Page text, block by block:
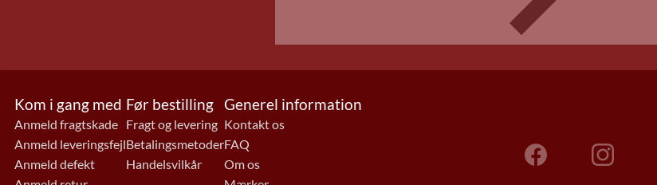
Kom i gang med
Anmeld fragtskade
Anmeld leveringsfejl
Anmeld defekt
Før bestilling
Fragt og levering
Betalingsmetoder
Handelsvilkår
Generel information
Kontakt os
FAQ
Om os